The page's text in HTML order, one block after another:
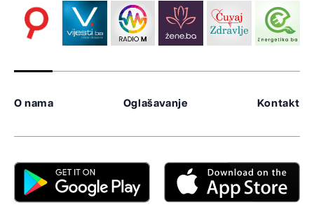
O nama Oglašavanje Kontakt